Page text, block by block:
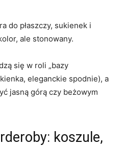
do płaszczy, sukienek i
ale stonowany.
się w roli „bazy
eleganckie spodnie), a
jasną górą czy beżowym
koszule,